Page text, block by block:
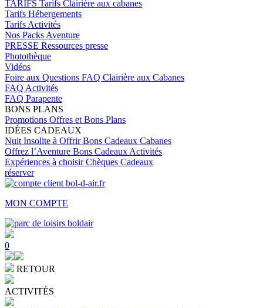
TARIFS Tarifs Clairière aux cabanes
Tarifs Hébergements
Tarifs Activités
Nos Packs Aventure
PRESSE Ressources presse
Photothèque
Vidéos
Foire aux Questions FAQ Clairière aux Cabanes
FAQ Activités
FAQ Parapente
BONS PLANS
Promotions Offres et Bons Plans
IDÉES CADEAUX
Nuit Insolite à OffrirBons Cadeaux Cabanes
Offrez l’Aventure Bons Cadeaux Activités
Expériences à choisirChèques Cadeaux
réserver
MON COMPTE
0
RETOUR
ACTIVITÉS